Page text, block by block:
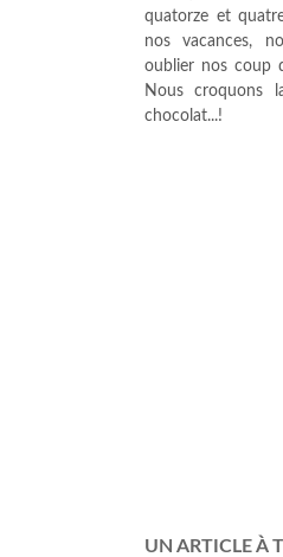
quatorze et
nos vacances,
oublier nos coup
Nous croquons
chocolat...!
UN ARTICLE À